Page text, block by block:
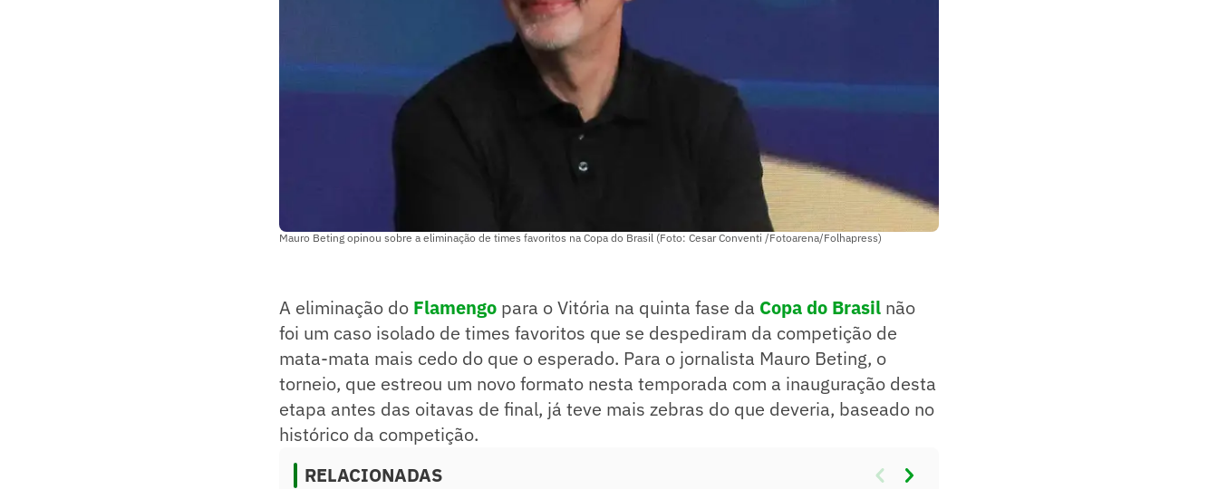
Mauro Beting opinou sobre a eliminação de times favoritos na Copa do Brasil (Foto: Cesar Conventi /Fotoarena/Folhapress)
A eliminação do Flamengo para o Vitória na quinta fase da Copa do Brasil não
foi um caso isolado de times favoritos que se despediram da competição de
mata-mata mais cedo do que o esperado. Para o jornalista Mauro Beting, o
torneio, que estreou um novo formato nesta temporada com a inauguração desta
etapa antes das oitavas de final, já teve mais zebras do que deveria, baseado no
histórico da competição.
RELACIONADAS